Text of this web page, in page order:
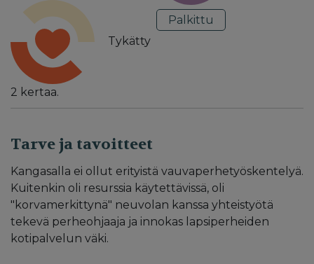
Tykätty
2 kertaa.
Palkittu
Tarve ja tavoitteet
Kangasalla ei ollut erityistä vauvaperhetyöskentelyä.
Kuitenkin oli resurssia käytettävissä, oli
"korvamerkittynä" neuvolan kanssa yhteistyötä
tekevä perheohjaaja ja innokas lapsiperheiden
kotipalvelun väki.